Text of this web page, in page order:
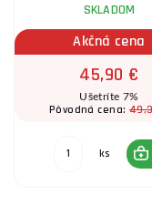
SKLADOM
Akčná cena
45,90 €
Ušetríte 7%
Pôvodná cena:
ks